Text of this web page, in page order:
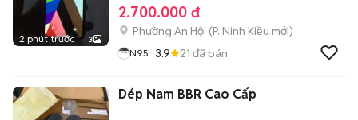
2 phút trước 3
2.700.000 đ
Phường An Hội (P. Ninh Kiều mới)
N95 3.9 21 đã bán
Dép Nam BBR Cao Cấp